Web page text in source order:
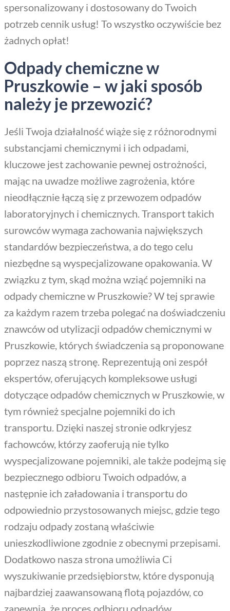
spersonalizowany i dostosowany do Twoich
potrzeb cennik usług! To wszystko oczywiście bez
żadnych opłat!
Odpady chemiczne w
Pruszkowie – w jaki sposób
należy je przewozić?
Jeśli Twoja działalność wiąże się z różnorodnymi
substancjami chemicznymi i ich odpadami,
kluczowe jest zachowanie pewnej ostrożności,
mając na uwadze możliwe zagrożenia, które
nieodłącznie łączą się z przewozem odpadów
laboratoryjnych i chemicznych. Transport takich
surowców wymaga zachowania największych
standardów bezpieczeństwa, a do tego celu
niezbędne są wyspecjalizowane opakowania. W
związku z tym, skąd można wziąć pojemniki na
odpady chemiczne w Pruszkowie? W tej sprawie
za każdym razem trzeba polegać na doświadczeniu
znawców od utylizacji odpadów chemicznymi w
Pruszkowie, których świadczenia są proponowane
poprzez naszą stronę. Reprezentują oni zespół
ekspertów, oferujących kompleksowe usługi
dotyczące odpadów chemicznych w Pruszkowie, w
tym również specjalne pojemniki do ich
transportu. Dzięki naszej stronie odkryjesz
fachowców, którzy zaoferują nie tylko
wyspecjalizowane pojemniki, ale także podejmą się
bezpiecznego odbioru Twoich odpadów, a
następnie ich załadowania i transportu do
odpowiednio przystosowanych miejsc, gdzie tego
rodzaju odpady zostaną właściwie
unieszkodliwione zgodnie z obecnymi przepisami.
Dodatkowo nasza strona umożliwia Ci
wyszukiwanie przedsiębiorstw, które dysponują
najbardziej zaawansowaną flotą pojazdów, co
zapewnia, że proces odbioru odpadów